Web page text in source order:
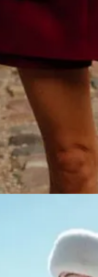
Jeans y GIII (Karl
con un
. Hablamos de
una industria conocida
de trabajo conceptual y
permea en todas las
o el desarrollo de
imágenes
cofundadora de Neural
una campaña
Esto, con la IA, es